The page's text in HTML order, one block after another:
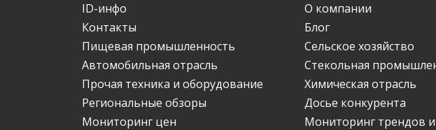
ID-инфо
О компании
Контакты
Блог
Пищевая промышленность
Сельское хозяйство
Автомобильная отрасль
Стекольная
Прочая техника и оборудование
Химическая отрасль
Региональные обзоры
Досье конкурента
Мониторинг цен
Мониторинг трендов